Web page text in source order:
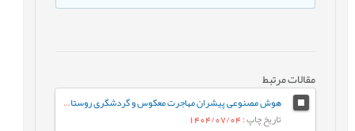
مقالات مرتبط
هوش مصنوعی پیشران مهاجرت معکوس و گردشگری روستایی موردی مطالعه روستاهای استان یزد
تاریخ چاپ: 1404/07/04